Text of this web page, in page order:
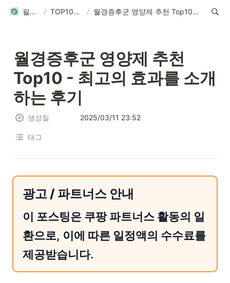
필탑텐 / TOP10리뷰 / 월경증후군 영양제 추천 Top10 - 최고의 효과를 소개하는 후기
월경증후군 영양제 추천
Top10 - 최고의 효과를 소개
하는 후기
생성일 2025/03/11 23:52
태그
광고 / 파트너스 안내
이 포스팅은 쿠팡 파트너스 활동의 일
환으로, 이에 따른 일정액의 수수료를
제공받습니다.